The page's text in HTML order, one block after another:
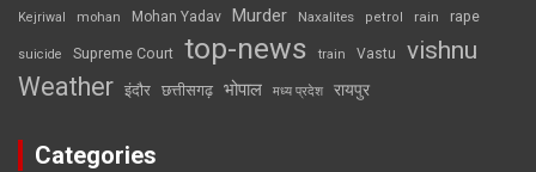
Kejriwal mohan Mohan Yadav Murder Naxalites petrol rain rape
suicide Supreme Court top-news train Vastu vishnu
Weather इंदौर छत्तीसगढ़ भोपाल मध्य प्रदेश रायपुर
Categories